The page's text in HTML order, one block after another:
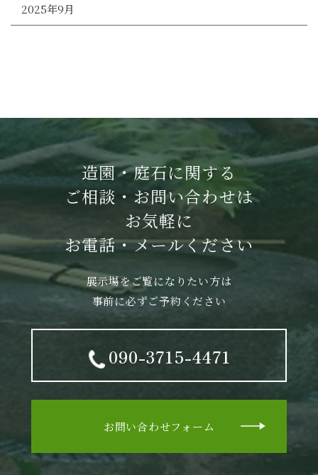
2025年9月
造園・庭石に関する
ご相談・お問い合わせは
お気軽に
お電話・メールください
展示場をご覧になりたい方は
事前に必ずご予約ください
090-3715-4471
お問い合わせフォーム